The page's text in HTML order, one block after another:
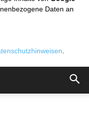
Daten an